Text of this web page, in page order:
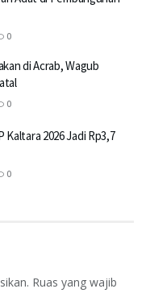
0
di Acrab, Wagub
0
2026 Jadi Rp3,7
0
Ruas yang wajib